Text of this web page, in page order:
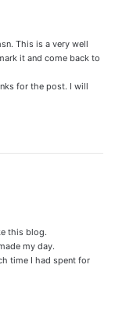
This is a very well
it and come back to
for the post. I will
this blog.
my day.
time I had spent for